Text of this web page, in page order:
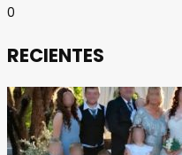
0
RECIENTES